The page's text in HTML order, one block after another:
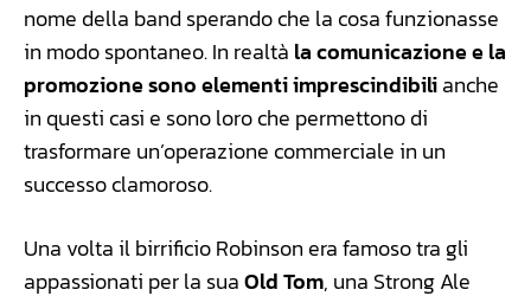
nome della band sperando che la cosa funzionasse
in modo spontaneo. In realtà la comunicazione e la
promozione sono elementi imprescindibilianche
in questi casi e sono loro che permettono di
trasformare un’operazione commerciale in un
successo clamoroso.
Una volta il birrificio Robinson era famoso tra gli
appassionati per la suaOld Tom, una Strong Ale